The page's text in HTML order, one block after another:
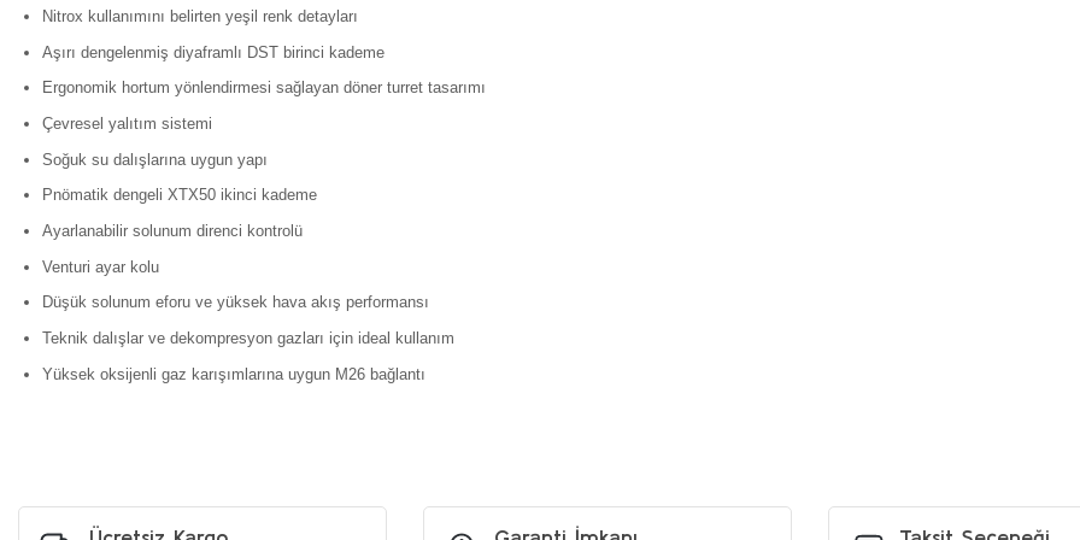
Nitrox kullanımını belirten yeşil renk detayları
Aşırı dengelenmiş diyaframlı DST birinci kademe
Ergonomik hortum yönlendirmesi sağlayan döner turret tasarımı
Çevresel yalıtım sistemi
Soğuk su dalışlarına uygun yapı
Pnömatik dengeli XTX50 ikinci kademe
Ayarlanabilir solunum direnci kontrolü
Venturi ayar kolu
Düşük solunum eforu ve yüksek hava akış performansı
Teknik dalışlar ve dekompresyon gazları için ideal kullanım
Yüksek oksijenli gaz karışımlarına uygun M26 bağlantı
Ürün açıklamasında eksik bilgiler bulunuyor.